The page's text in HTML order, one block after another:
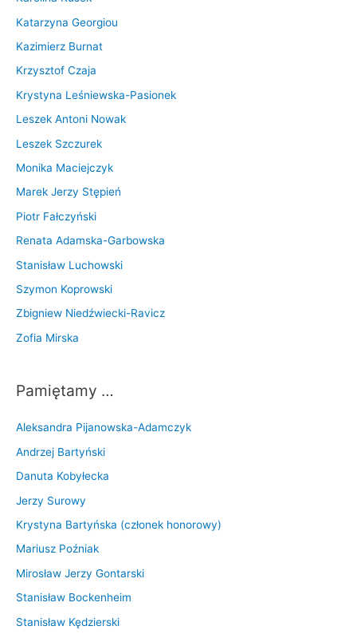
Katarzyna Georgiou
Kazimierz Burnat
Krzysztof Czaja
Krystyna Leśniewska-Pasionek
Leszek Antoni Nowak
Leszek Szczurek
Monika Maciejczyk
Marek Jerzy Stępień
Piotr Fałczyński
Renata Adamska-Garbowska
Stanisław Luchowski
Szymon Koprowski
Zbigniew Niedźwiecki-Ravicz
Zofia Mirska
Pamiętamy …
Aleksandra Pijanowska-Adamczyk
Andrzej Bartyński
Danuta Kobyłecka
Jerzy Surowy
Krystyna Bartyńska (członek honorowy)
Mariusz Poźniak
Mirosław Jerzy Gontarski
Stanisław Bockenheim
Stanisław Kędzierski